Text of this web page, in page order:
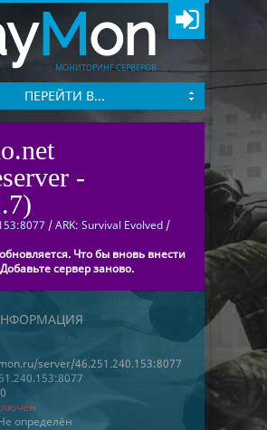
Mon
МОНИТОРИНГ СЕРВЕРОВ
ПЕРЕЙТИ В...
-
/ARK: Survival Evolved /
Что бы вновь внести
сервер заново.
server/46.251.240.153:8077
определён